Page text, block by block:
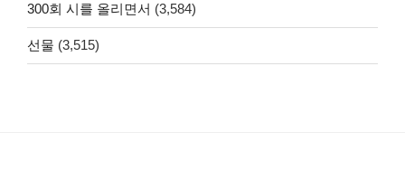
300회 시를 올리면서 (3,584)
선물 (3,515)